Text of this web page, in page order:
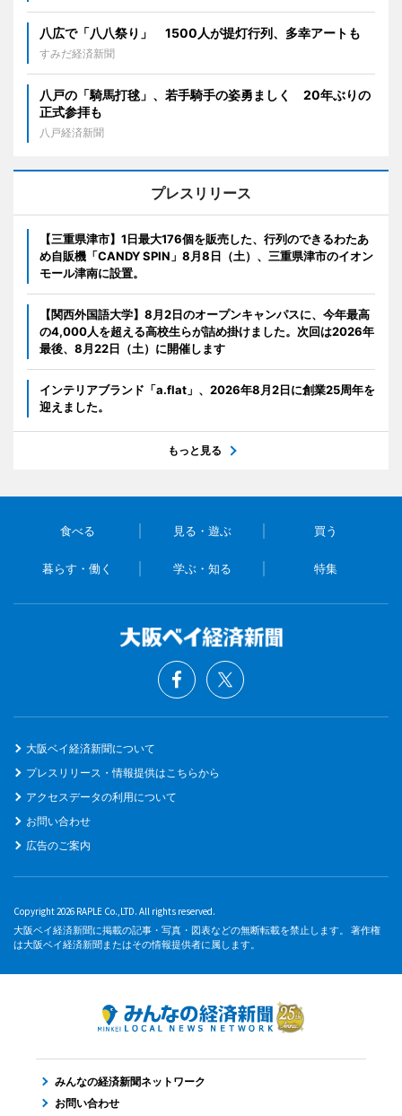
八広で「八八祭り」 1500人が提灯行列、多幸アートも
すみだ経済新聞
八戸の「騎馬打毬」、若手騎手の姿勇ましく 20年ぶりの
正式参拝も
八戸経済新聞
プレスリリース
【三重県津市】1日最大176個を販売した、行列のできるわたあ
め自販機「CANDY SPIN」8月8日（土）、三重県津市のイオン
モール津南に設置。
【関西外国語大学】8月2日のオープンキャンパスに、今年最高
の4,000人を超える高校生らが詰め掛けました。次回は2026年
最後、8月22日（土）に開催します
インテリアブランド「a.flat」、2026年8月2日に創業25周年を
迎えました。
もっと見る
食べる 見る・遊ぶ 買う
暮らす・働く 学ぶ・知る 特集
大阪ベイ経済新聞について
プレスリリース・情報提供はこちらから
アクセスデータの利用について
お問い合わせ
広告のご案内
Copyright 2026 RAPLE Co.,LTD. All rights reserved.
大阪ベイ経済新聞に掲載の記事・写真・図表などの無断転載を禁止します。 著作権
は大阪ベイ経済新聞またはその情報提供者に属します。
みんなの経済新聞ネットワーク
お問い合わせ